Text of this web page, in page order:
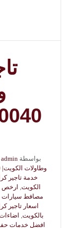
بواسطة admin
وطاولات الكويت| 98970040 | النوبي للضيافة
خدمة تاجير
الكويت, ارخص
مصافط سيارات
اسعار تاجير
بالكويت,
افضل خدمات